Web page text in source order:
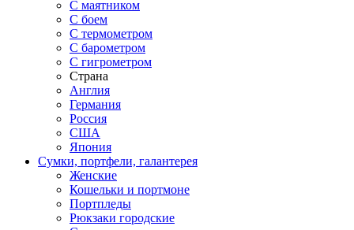
С маятником
С боем
С термометром
С барометром
С гигрометром
Страна
Англия
Германия
Россия
США
Япония
Сумки, портфели, галантерея
Женские
Кошельки и портмоне
Портпледы
Рюкзаки городские